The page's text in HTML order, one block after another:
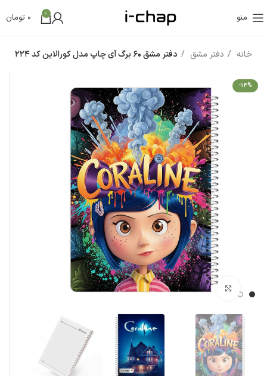
منو 0
0 تومان
خانه دفتر مشق دفتر مشق 60 برگ آی چاپ مدل کورالاین کد 224
-14%
بزرگنمایی تصویر